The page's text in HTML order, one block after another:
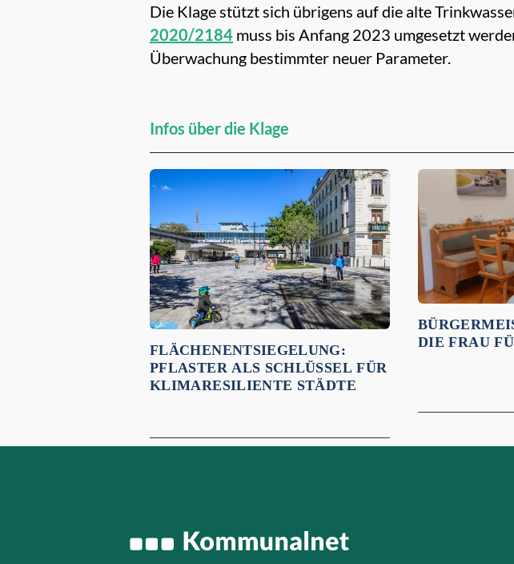
Die Klage stützt sich übrigens auf die alte
2020/2184 muss bis Anfang 2023 umgesetzt
Überwachung bestimmter neuer Parameter.
Infos über die Klage
Empfehlungen für dich:
FLÄCHENENTSIEGELUNG:
PFLASTER ALS SCHLÜSSEL FÜR
KLIMARESILIENTE STÄDTE
DIE FRAU